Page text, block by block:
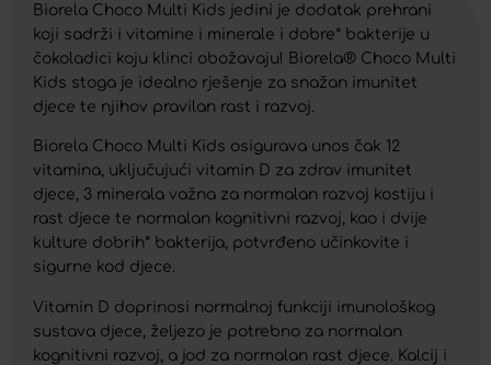
Biorela Choco Multi Kids jedini je dodatak prehrani
koji sadrži i vitamine i minerale i dobre* bakterije u
čokoladici koju klinci obožavaju! Biorela® Choco Multi
Kids stoga je idealno rješenje za snažan imunitet
djece te njihov pravilan rast i razvoj.
Biorela Choco Multi Kids osigurava unos čak 12
vitamina, uključujući vitamin D za zdrav imunitet
djece, 3 minerala važna za normalan razvoj kostiju i
rast djece te normalan kognitivni razvoj, kao i dvije
kulture dobrih* bakterija, potvrđeno učinkovite i
sigurne kod djece.
Vitamin D doprinosi normalnoj funkciji imunološkog
sustava djece, željezo je potrebno za normalan
kognitivni razvoj, a jod za normalan rast djece. Kalcij i